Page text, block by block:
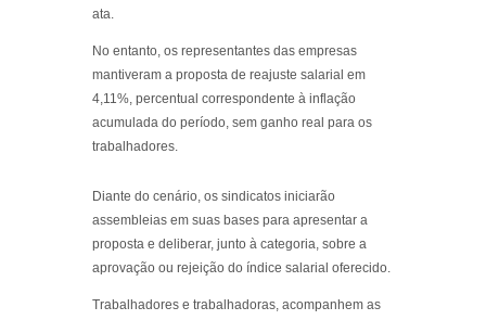
ata.
No entanto, os representantes das empresas
mantiveram a proposta de reajuste salarial em
4,11%, percentual correspondente à inflação
acumulada do período, sem ganho real para os
trabalhadores.
Diante do cenário, os sindicatos iniciarão
assembleias em suas bases para apresentar a
proposta e deliberar, junto à categoria, sobre a
aprovação ou rejeição do índice salarial oferecido.
Trabalhadores e trabalhadoras, acompanhem as